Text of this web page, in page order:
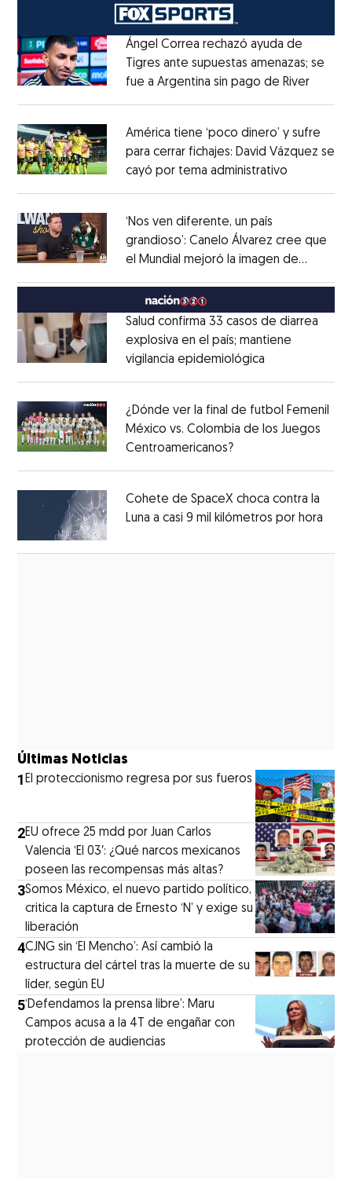
Ángel Correa rechazó ayuda de
Tigres ante supuestas amenazas; se
fue a Argentina sin pago de RiverOpens
América tiene ‘poco dinero’ y sufre
para cerrar fichajes: David Vázquez se
cayó por tema administrativo
‘Nos ven diferente, un país
grandioso’: Canelo Álvarez cree que
el Mundial mejoró la imagen de
MéxicoOpens in new window
Salud confirma 33 casos de diarrea
explosiva en el país; mantiene
vigilancia epidemiológica
¿Dónde ver la final de futbol Femenil
México vs. Colombia de los Juegos
Centroamericanos?Opens in new
Cohete de SpaceX choca contra la
Luna a casi 9 mil kilómetros por hora
Últimas Noticias
1El proteccionismo regresa por sus fueros
2EU ofrece 25 mdd por Juan Carlos
Valencia ‘El 03′: ¿Qué narcos mexicanos
poseen las recompensas más altas?
3Somos México, el nuevo partido político,
critica la captura de Ernesto ‘N’ y exige su
liberación
4CJNG sin ‘El Mencho’: Así cambió la
estructura del cártel tras la muerte de su
líder, según EU
5‘Defendamos la prensa libre’: Maru
Campos acusa a la 4T de engañar con
protección de audiencias